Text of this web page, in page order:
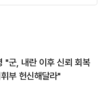
"군, 내란 이후 신뢰 회복
부 헌신해달라"